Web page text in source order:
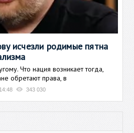
исчезли родимые пятна
Что нация возникает тогда,
обретают права, в
343 030